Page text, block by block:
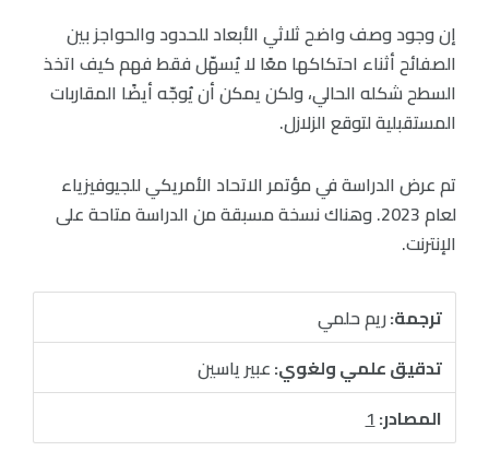
إن وجود وصف واضح ثلاثي الأبعاد للحدود والحواجز بين
الصفائح أثناء احتكاكها معًا لا يُسهّل فقط فهم كيف اتخذ
السطح شكله الحالي، ولكن يمكن أن يُوجّه أيضًا المقاربات
المستقبلية لتوقع الزلازل.
تم عرض الدراسة في مؤتمر الاتحاد الأمريكي للجيوفيزياء
لعام 2023. وهناك نسخة مسبقة من الدراسة متاحة على
الإنترنت.
ترجمة:ريم حلمي
تدقيق علمي ولغوي:عبير ياسين
المصادر:1